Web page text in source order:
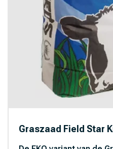
Graszaad Field Star